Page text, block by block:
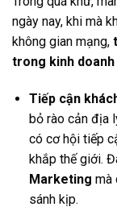
ngày nay, khi mà
không gian mạng,
trong kinh doanh
Tiếp cận
bỏ rào cản địa
có cơ hội tiếp
khắp thế giới.
Marketing mà
sánh kịp.